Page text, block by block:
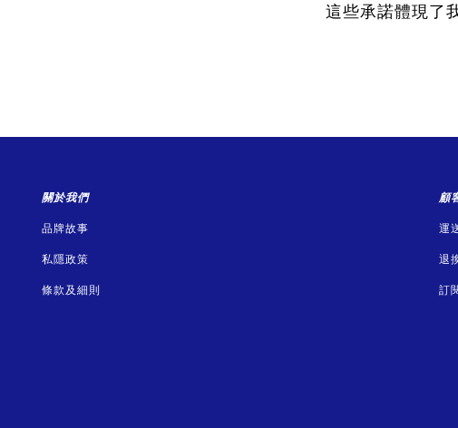
這些承諾體現了
關於我們
品牌故事
私隱政策
條款及細則
顧
運
退
訂